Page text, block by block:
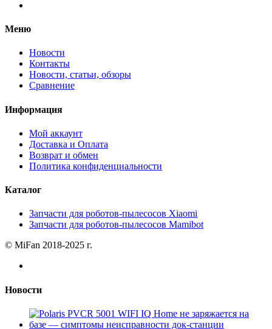
Меню
Новости
Контакты
Новости, статьи, обзоры
Сравнение
Информация
Мой аккаунт
Доставка и Оплата
Возврат и обмен
Политика конфиденциальности
Каталог
Запчасти для роботов-пылесосов Xiaomi
Запчасти для роботов-пылесосов Mamibot
© MiFan 2018-2025 г.
Новости